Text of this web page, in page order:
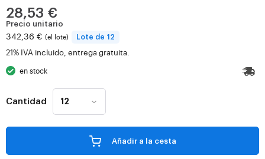
28,53 €
Precio unitario
342,36 € (el lote) Lote de 12
21% IVA incluido, entrega gratuita.
en stock
Cantidad
Añadir a la cesta